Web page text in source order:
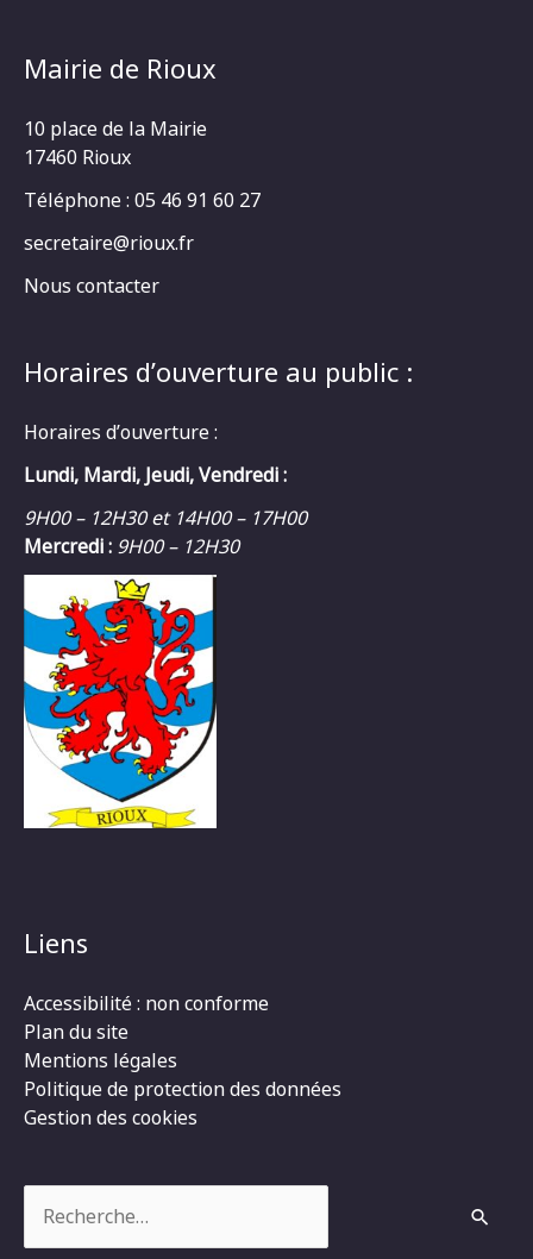
Mairie de Rioux
10 place de la Mairie
17460 Rioux
Téléphone : 05 46 91 60 27
secretaire@rioux.fr
Nous contacter
Horaires d’ouverture au public :
Horaires d’ouverture :
Lundi, Mardi, Jeudi, Vendredi :
9H00 – 12H30 et 14H00 – 17H00
Mercredi : 9H00 – 12H30
Liens
Accessibilité : non conforme
Plan du site
Mentions légales
Politique de protection des données
Gestion des cookies